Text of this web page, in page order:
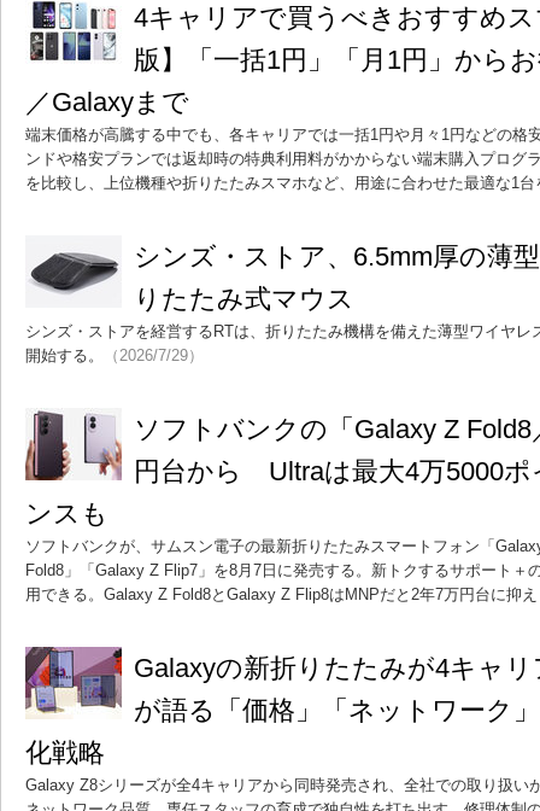
4キャリアで買うべきおすすめ
版】「一括1円」「月1円」から
／Galaxyまで
端末価格が高騰する中でも、各キャリアでは一括1円や月々1円などの格
ンドや格安プランでは返却時の特典利用料がかからない端末購入プログ
を比較し、上位機種や折りたたみスマホなど、用途に合わせた最適な1台
シンズ・ストア、6.5mm厚の薄
りたたみ式マウス
シンズ・ストアを経営するRTは、折りたたみ機構を備えた薄型ワイヤレ
開始する。
（2026/7/29）
ソフトバンクの「Galaxy Z
円台から Ultraは最大4万5000
ンスも
ソフトバンクが、サムスン電子の最新折りたたみスマートフォン「
Fold8」「Galaxy Z Flip7」を8月7日に発売する。新トクするサポート＋
用できる。Galaxy Z Fold8とGalaxy Z Flip8はMNPだと2年7万円台に抑
Galaxyの新折りたたみが4キャ
が語る「価格」「ネットワーク
化戦略
Galaxy Z8シリーズが全4キャリアから同時発売され、全社での取り扱い